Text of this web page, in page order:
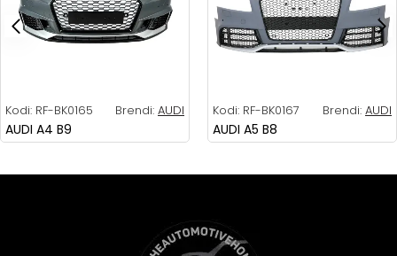
Kodi: RF-BK0165 Brendi: AUDI
AUDI A4 B9
Kodi: RF-BK0167 Brendi: AUDI
AUDI A5 B8